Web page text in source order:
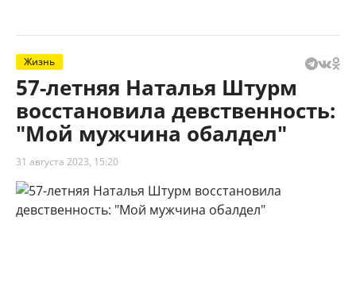
Жизнь
57-летняя Наталья Штурм
восстановила девственность:
"Мой мужчина обалдел"
31 августа 2023, 15:20